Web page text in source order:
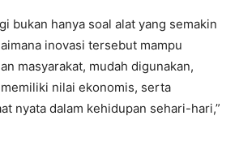
bukan hanya soal alat yang semakin
inovasi tersebut mampu
masyarakat, mudah digunakan,
nilai ekonomis, serta
nyata dalam kehidupan sehari-hari,”